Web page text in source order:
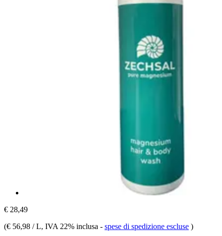
€ 28,49
(€ 56,98 / L, IVA 22% inclusa - spese di spedizione escluse )